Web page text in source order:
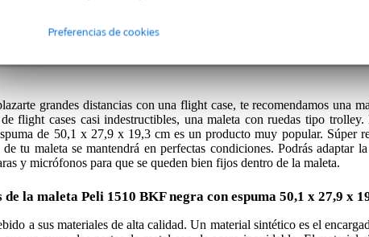
Preferencias de cookies
de este producto es de 2 años.
grandes distancias con una flight case, te recomendamos una
flight cases casi indestructibles, una maleta con ruedas tipo
de 50,1 x 27,9 x 19,3 cm es un producto muy popular. Súper
tu maleta se mantendrá en perfectas condiciones. Podrás adaptar
y micrófonos para que se queden bien fijos dentro de la maleta.
la maleta Peli 1510 BKF negra con espuma 50,1 x 27,9 x
a sus materiales de alta calidad. Un material sintético es el